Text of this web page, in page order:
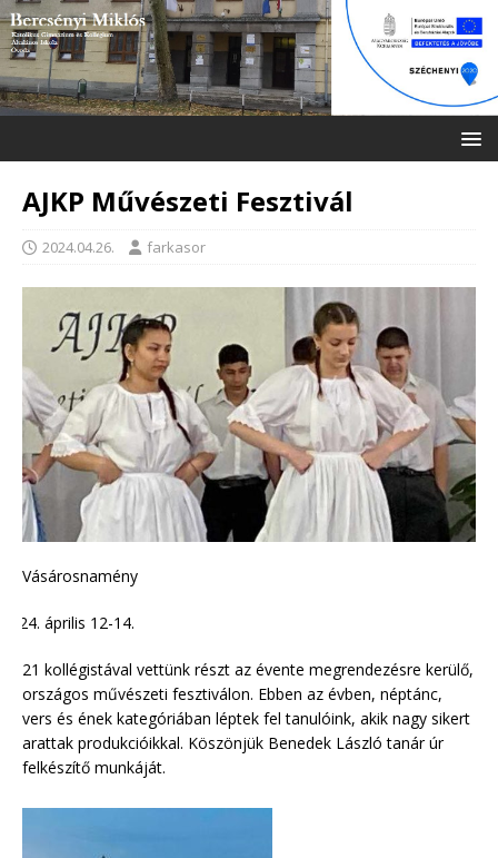
AJKP Művészeti Fesztivál
2024.04.26. farkasor
Vásárosnamény
április 12-14.
21 kollégistával vettünk részt az évente megrendezésre kerülő,
országos művészeti fesztiválon. Ebben az évben, néptánc,
vers és ének kategóriában léptek fel tanulóink, akik nagy sikert
arattak produkcióikkal. Köszönjük Benedek László tanár úr
felkészítő munkáját.